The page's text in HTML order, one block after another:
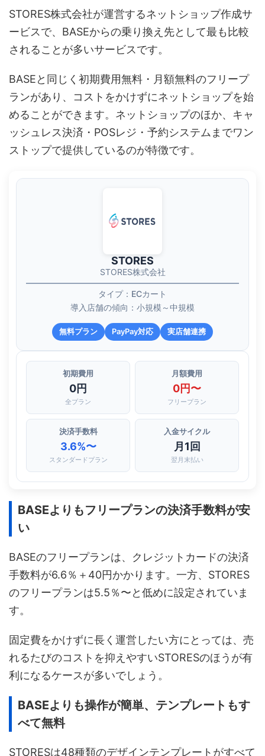
STORES株式会社が運営するネットショップ作成サ
ービスで、BASEからの乗り換え先として最も比較
されることが多いサービスです。
BASEと同じく初期費用無料・月額無料のフリープ
ランがあり、コストをかけずにネットショップを始
めることができます。ネットショップのほか、キャ
ッシュレス決済・POSレジ・予約システムまでワン
ストップで提供しているのが特徴です。
STORES
STORES株式会社
タイプ：ECカート
導入店舗の傾向：小規模～中規模
無料プラン PayPay対応 実店舗連携
初期費用
0円
全プラン
月額費用
0円〜
フリープラン
決済手数料
3.6%〜
スタンダードプラン
入金サイクル
月1回
翌月末払い
BASEよりもフリープランの決済手数料が安
い
BASEのフリープランは、クレジットカードの決済
手数料が6.6％＋40円かかります。一方、STORES
のフリープランは5.5％〜と低めに設定されていま
す。
固定費をかけずに長く運営したい方にとっては、売
れるたびのコストを抑えやすいSTORESのほうが有
利になるケースが多いでしょう。
BASEよりも操作が簡単、テンプレートもす
べて無料
STORESは48種類のデザインテンプレートがすべて